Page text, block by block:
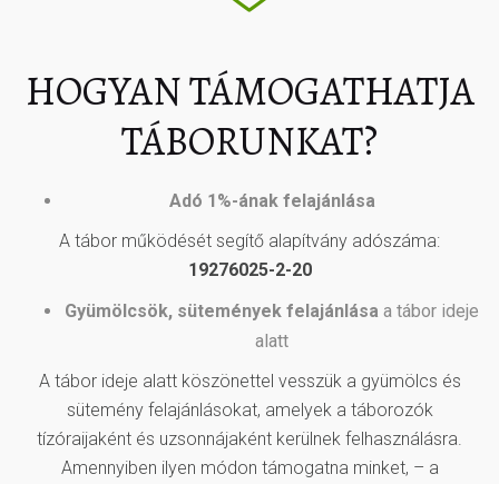
HOGYAN TÁMOGATHATJA
TÁBORUNKAT?
Adó 1%-ának felajánlása
A tábor működését segítő alapítvány adószáma:
19276025-2-20
Gyümölcsök, sütemények felajánlása a tábor ideje
alatt
A tábor ideje alatt köszönettel vesszük a gyümölcs és
sütemény felajánlásokat, amelyek a táborozók
tízóraijaként és uzsonnájaként kerülnek felhasználásra.
Amennyiben ilyen módon támogatna minket, – a